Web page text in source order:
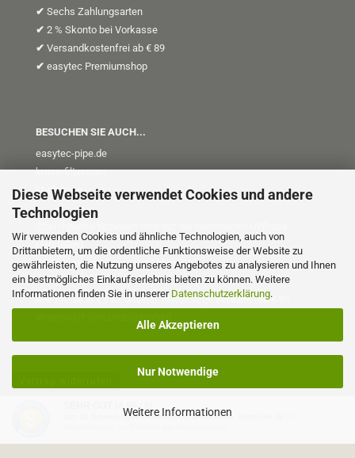
Diese Webseite verwendet Cookies und andere
Technologien
Wir verwenden Cookies und ähnliche Technologien, auch von
Drittanbietern, um die ordentliche Funktionsweise der Website zu
gewährleisten, die Nutzung unseres Angebotes zu analysieren und Ihnen
ein bestmögliches Einkaufserlebnis bieten zu können. Weitere
Informationen finden Sie in unserer Datenschutzerklärung.
Alle Akzeptieren
Nur Notwendige
Weitere Informationen
✔ Sechs Zahlungsarten
✔ 2 % Skonto bei Vorkasse
✔ Versandkostenfrei ab € 89
✔ easytec Premiumshop
BESUCHEN SIE AUCH...
easytec-pipe.de
kruse-filter.com
kt-plus .de
Herstellers
(UVP = Unverb. Preisempfehlung)
Alle Preise in € inkl. gesetzl. MwSt. zzgl. Versand (ab € 89
Warenwert versandkostenfrei)
(4.98 / 5)
Bewertungen bei: ebay.de, amazon.de, shopvote.de ⓘ